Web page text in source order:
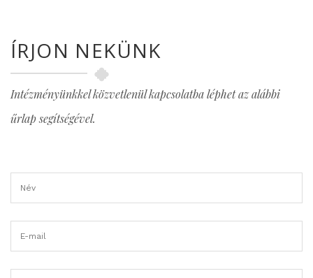
ÍRJON NEKÜNK
Intézményünkkel közvetlenül kapcsolatba léphet az alábbi
űrlap segítségével.